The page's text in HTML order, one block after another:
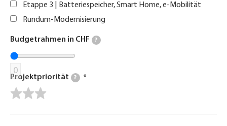
Etappe 3 | Batteriespeicher, Smart Home, e-Mobilität
Rundum-Modernisierung
Budgetrahmen in CHF ?
0
Projektpriorität ?